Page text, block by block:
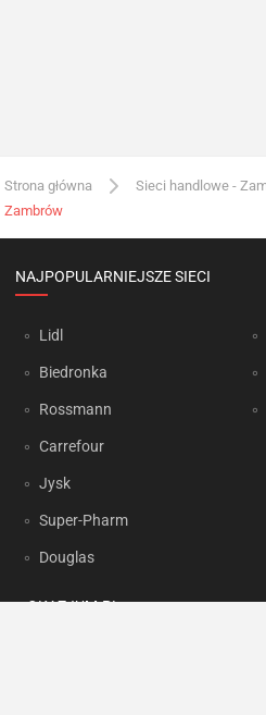
Strona główna Sieci handlowe -
Zambrów
NAJPOPULARNIEJSZE SIECI
Lidl
Biedronka
Rossmann
Carrefour
Jysk
Super-Pharm
Douglas
OKAZJUM.PL